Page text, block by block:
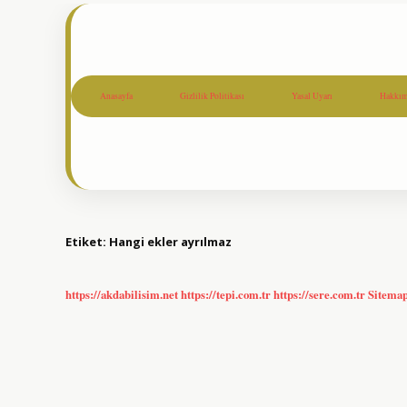
Anasayfa Gizlilik Politikası Yasal Uyarı
Etiket: Hangi ekler ayrılmaz
https://akdabilisim.nethttps://tepi.com.trhttps://sere.com.tr